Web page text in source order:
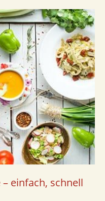
einfach, schnell